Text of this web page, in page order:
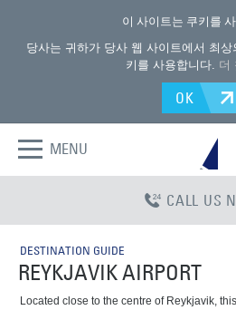
이 사이트는 쿠키를
당사는 귀하가 당사 웹 사이트에서 최
키를 사용합니다. 더
OK
MENU
CALL US
DESTINATION GUIDE
REYKJAVIK AIRPORT
Located close to the centre of Reykjavik,